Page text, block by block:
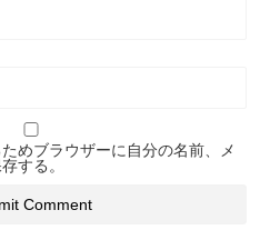
めブラウザーに自分の名前、メ
する。